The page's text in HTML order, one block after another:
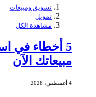
تسويق ومبيعات
تمويل
مشاهدة الكل
5 أخطاء في
مبيعاتك الآن
4 أغسطس، 2026